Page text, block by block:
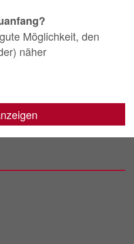
Möglichkeit, den
näher